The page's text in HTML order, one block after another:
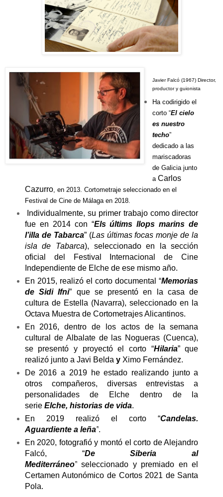
Javier Falcó (1967) Director,
productor y guionista
Ha codirigido el
corto “El cielo
es nuestro
techo”
dedicado a las
mariscadoras
de Galicia junto
a Carlos
Cazurro, en 2013. Cortometraje seleccionado en el
Festival de Cine de Málaga en 2018.
Individualmente, su primer trabajo como director
fue en 2014 con “Els últims llops marins de
l’illa de Tabarca” (Las últimas focas monje de la
isla de Tabarca), seleccionado en la sección
oficial del Festival Internacional de Cine
Independiente de Elche de ese mismo año.
En 2015, realizó el corto documental “Memorias
de Sidi Ifni” que se presentó en la casa de
cultura de Estella (Navarra), seleccionado en la
Octava Muestra de Cortometrajes Alicantinos.
En 2016, dentro de los actos de la semana
cultural de Albalate de las Nogueras (Cuenca),
se presentó y proyectó el corto “Hilaria” que
realizó junto a Javi Belda y Ximo Fernández.
De 2016 a 2019 he estado realizando junto a
otros compañeros, diversas entrevistas a
personalidades de Elche dentro de la
serie Elche, historias de vida.
En 2019 realizó el corto “Candelas.
Aguardiente a leña”.
En 2020, fotografió y montó el corto de Alejandro
Falcó, “De Siberia al
Mediterráneo” seleccionado y premiado en el
Certamen Autonómico de Cortos 2021 de Santa
Pola.